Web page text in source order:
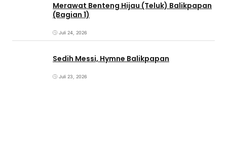
Merawat Benteng Hijau (Teluk) Balikpapan
(Bagian 1)
Juli 24, 2026
Sedih Messi, Hymne Balikpapan
Juli 23, 2026